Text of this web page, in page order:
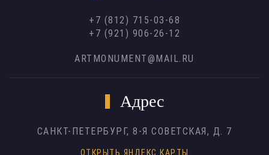
+7 (812) 715-03-68
+7 (921) 906-26-12
ARTMONUMENT@MAIL.RU
Адрес
САНКТ-ПЕТЕРБУРГ, 8-Я СОВЕТСКАЯ, Д. 7
ОТКРЫТЬ ЯНДЕКС.КАРТЫ